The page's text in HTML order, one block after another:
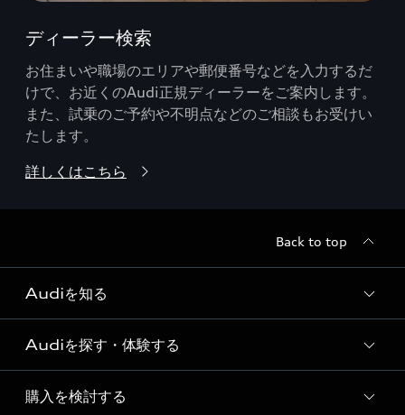
ディーラー検索
お住まいや職場のエリアや郵便番号などを入力するだ
けで、お近くのAudi正規ディーラーをご案内します。
また、試乗のご予約や不明点などのご相談もお受けい
たします。
詳しくはこちら
Back to top
Audiを知る
Audi ブランド
Story of Progress
Audiを探す・体験する
ディーラー検索
購入を検討する